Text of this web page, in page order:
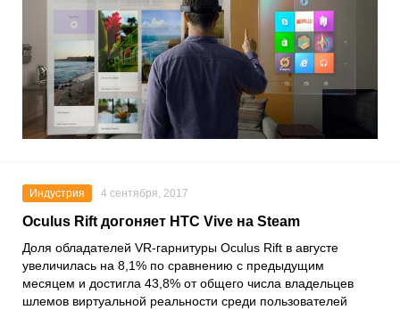
Индустрия 4 сентября, 2017
Oculus Rift догоняет HTC Vive на Steam
Доля обладателей VR-гарнитуры Oculus Rift в августе
увеличилась на 8,1% по сравнению с предыдущим
месяцем и достигла 43,8% от общего числа владельцев
шлемов виртуальной реальности среди пользователей